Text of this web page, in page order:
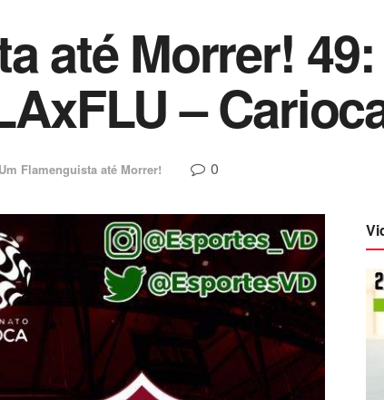
até Morrer!
–
Um Flamenguista até Morrer! 0